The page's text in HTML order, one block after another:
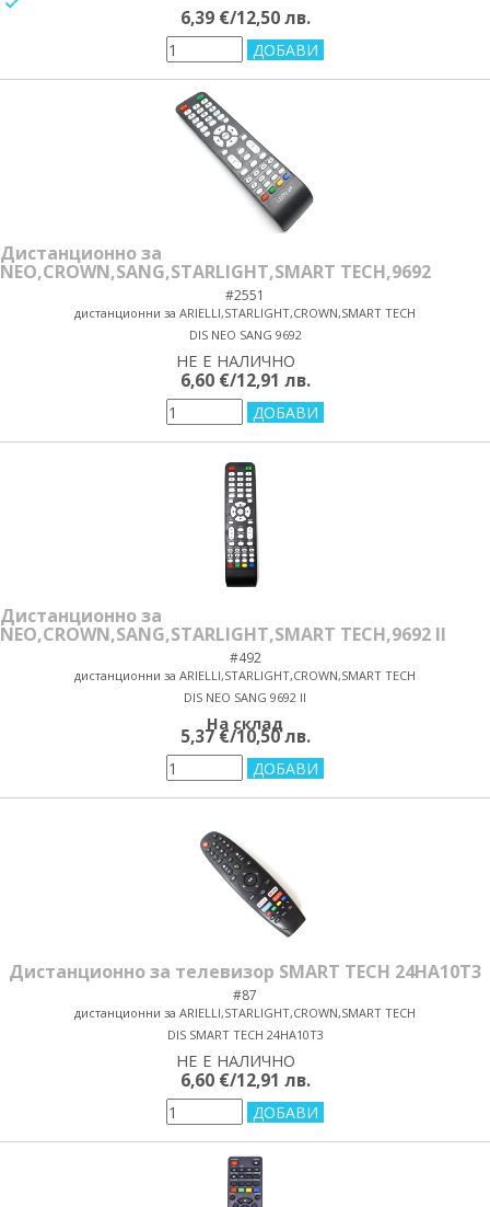
6,39 €/12,50 лв.
Дистанционно за
NEO,CROWN,SANG,STARLIGHT,SMART TECH,9692
#2551
дистанционни за ARIELLI,STARLIGHT,CROWN,SMART TECH
DIS NEO SANG 9692
НЕ Е НАЛИЧНО
6,60 €/12,91 лв.
Дистанционно за
NEO,CROWN,SANG,STARLIGHT,SMART TECH,9692 II
#492
дистанционни за ARIELLI,STARLIGHT,CROWN,SMART TECH
DIS NEO SANG 9692 II
На склад
5,37 €/10,50 лв.
Дистанционно за телевизор SMART TECH 24HA10T3
#87
дистанционни за ARIELLI,STARLIGHT,CROWN,SMART TECH
DIS SMART TECH 24HA10T3
НЕ Е НАЛИЧНО
6,60 €/12,91 лв.